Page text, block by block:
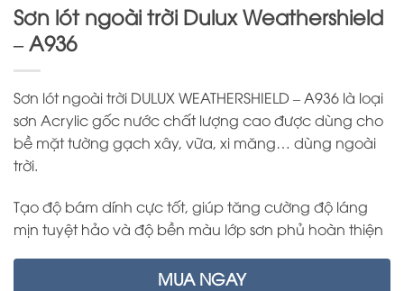
Sơn lót ngoài trời Dulux Weathershield
– A936
Sơn lót ngoài trời DULUX WEATHERSHIELD – A936 là loại
sơn Acrylic gốc nước chất lượng cao được dùng cho
bề mặt tường gạch xây, vữa, xi măng… dùng ngoài
trời.
Tạo độ bám dính cực tốt, giúp tăng cường độ láng
mịn tuyệt hảo và độ bền màu lớp sơn phủ hoàn thiện
MUA NGAY